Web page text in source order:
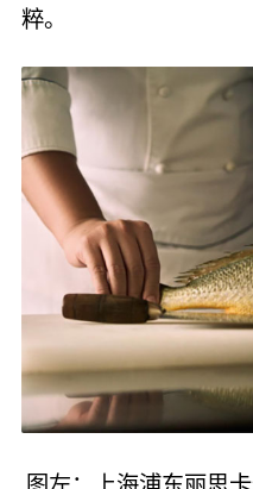
粹。
图左：上海浦东丽思